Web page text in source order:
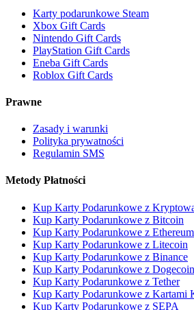
Karty podarunkowe Steam
Xbox Gift Cards
Nintendo Gift Cards
PlayStation Gift Cards
Eneba Gift Cards
Roblox Gift Cards
Prawne
Zasady i warunki
Polityka prywatności
Regulamin SMS
Metody Płatności
Kup Karty Podarunkowe z
Kup Karty Podarunkowe z Bitcoin
Kup Karty Podarunkowe z Ethereum
Kup Karty Podarunkowe z Litecoin
Kup Karty Podarunkowe z Binance
Kup Karty Podarunkowe z Dogecoin
Kup Karty Podarunkowe z Tether
Kup Karty Podarunkowe z Kartami
Kup Karty Podarunkowe z SEPA